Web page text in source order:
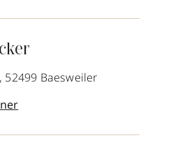
52499 Baesweiler